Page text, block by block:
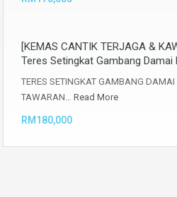
[KEMAS CANTIK TERJAGA &
Teres Setingkat Gambang Damai
TERES SETINGKAT GAMBANG
TAWARAN… Read More
RM180,000